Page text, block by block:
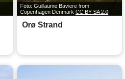
Foto: Guillaume Baviere from
Copenhagen Denmark CC BY-SA 2.0
Orø Strand